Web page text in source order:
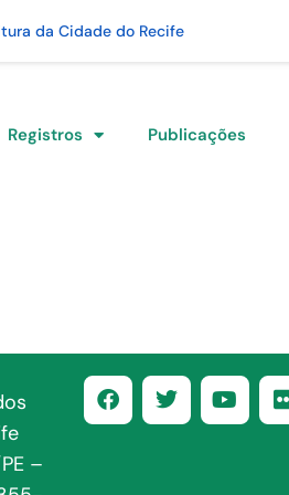
da Cidade do Recife
Registros Publicações
–